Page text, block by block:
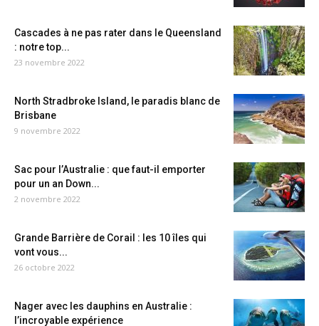
Cascades à ne pas rater dans le Queensland
: notre top...
23 novembre 2022
North Stradbroke Island, le paradis blanc de
Brisbane
9 novembre 2022
Sac pour l’Australie : que faut-il emporter
pour un an Down...
2 novembre 2022
Grande Barrière de Corail : les 10 îles qui
vont vous...
26 octobre 2022
Nager avec les dauphins en Australie :
l’incroyable expérience